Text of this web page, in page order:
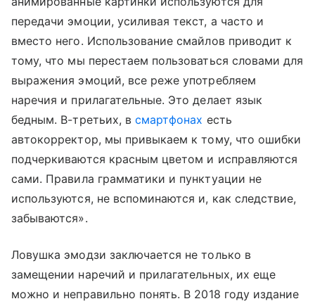
передачи эмоции, усиливая текст, а часто и
вместо него. Использование смайлов приводит к
тому, что мы перестаем пользоваться словами для
выражения эмоций, все реже употребляем
наречия и прилагательные. Это делает язык
бедным. В-третьих, всмартфонах есть
автокорректор, мы привыкаем к тому, что ошибки
подчеркиваются красным цветом и исправляются
сами. Правила грамматики и пунктуации не
используются, не вспоминаются и, как следствие,
забываются».
Ловушка эмодзи заключается не только в
замещении наречий и прилагательных, их еще
можно и неправильно понять. В 2018 году издание